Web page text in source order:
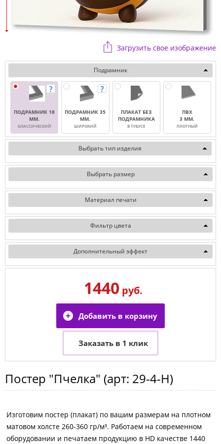
Загрузить свое изображение
Подрамник
ПОДРАМНИК 18
ММ.
КЛАССИЧЕСКИЙ
ПОДРАМНИК 35
ММ.
ШИРОКИЙ
ПЛАКАТ БЕЗ
ПОДРАМНИКА
В ТУБУСЕ
ПВХ
3 ММ.
ПЛОТНЫЙ
Выбрать тип изделия
Выбрать размер
Материал печати
Фильтр цвета
Дополнительный эффект
1440руб.
Постер "Пчелка" (арт: 29-4-H)
Изготовим постер (плакат) по вашим размерам на плотном
матовом холсте 260-360 гр/м³. Работаем на современном
оборудовании и печатаем продукцию в HD качестве 1440